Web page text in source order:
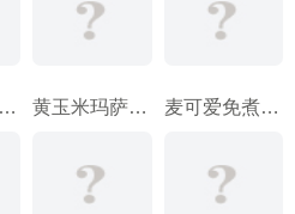
系列高纤维全麦面包 黄玉米玛萨湿面团 麦可爱免煮燕麦片